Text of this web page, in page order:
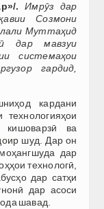
.
Имрӯз дар
Созмони
Муттаҳид
дар мавзуи
системаҳои
гардид,
кардани
технологияҳои
кишоварзӣ ва
шуд. Дар он
дар
технологӣ,
дар сатҳи
дар асоси
шавад.